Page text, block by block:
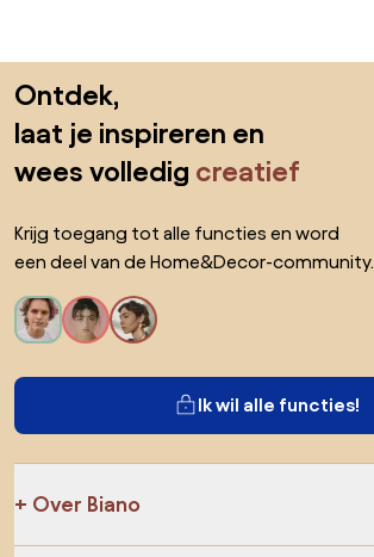
Ontdek,
laat je inspireren en
wees volledig creatief
Krijg toegang tot alle functies en word
een deel van de Home&Decor-community.
Ik wil alle functies!
Over Biano